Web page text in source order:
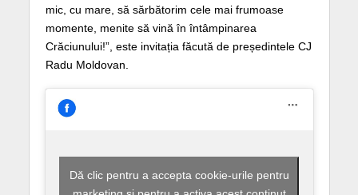
mic, cu mare, să sărbătorim cele mai frumoase
momente, menite să vină în întâmpinarea
Crăciunului!”, este invitația făcută de președintele CJ
Radu Moldovan.
Dă clic pentru a accepta cookie-urile pentru